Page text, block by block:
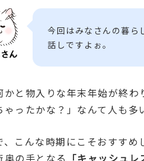
今回はみなさんの暮ら
話しですよぉ。
かと物入りな年末年始が終
ゃったかな？」なんて人も多
、こんな時期にこそおすすめ
奥の手となる 「キャッシュ